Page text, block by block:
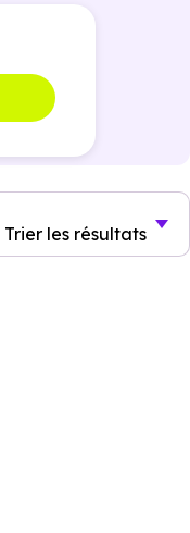
Trier les résultats